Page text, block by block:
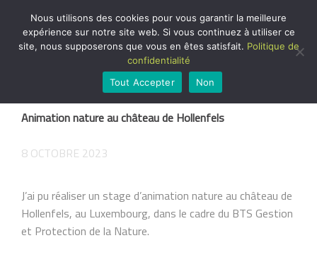
STAGES À
L'ÉTRANGER
Animation nature au château de Hollenfels
8 OCTOBRE 2023
J’ai pu réaliser un stage d’animation nature au château de
Hollenfels, au Luxembourg, dans le cadre du BTS Gestion
et Protection de la Nature.
Nous utilisons des cookies pour vous garantir la meilleure
expérience sur notre site web. Si vous continuez à utiliser ce
site, nous supposerons que vous en êtes satisfait. Politique de
confidentialité
Tout Accepter
Non